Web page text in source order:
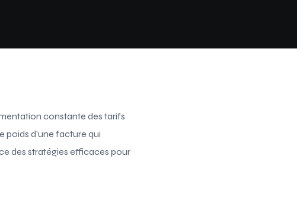
constante des tarifs
poids d’une facture qui
des stratégies efficaces pour